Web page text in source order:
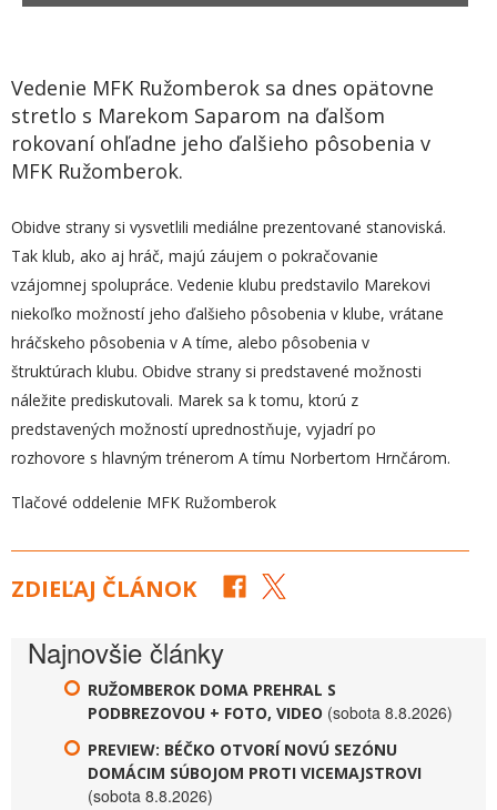
Vedenie MFK Ružomberok sa dnes opätovne
stretlo s Marekom Saparom na ďalšom
rokovaní ohľadne jeho ďalšieho pôsobenia v
MFK Ružomberok.
Obidve strany si vysvetlili mediálne prezentované stanoviská.
Tak klub, ako aj hráč, majú záujem o pokračovanie
vzájomnej spolupráce. Vedenie klubu predstavilo Marekovi
niekoľko možností jeho ďalšieho pôsobenia v klube, vrátane
hráčskeho pôsobenia v A tíme, alebo pôsobenia v
štruktúrach klubu. Obidve strany si predstavené možnosti
náležite prediskutovali. Marek sa k tomu, ktorú z
predstavených možností uprednostňuje, vyjadrí po
rozhovore s hlavným trénerom A tímu Norbertom Hrnčárom.
Tlačové oddelenie MFK Ružomberok
ZDIEĽAJ ČLÁNOK
Najnovšie články
RUŽOMBEROK DOMA PREHRAL S
PODBREZOVOU + FOTO, VIDEO (sobota 8.8.2026)
PREVIEW: BÉČKO OTVORÍ NOVÚ SEZÓNU
DOMÁCIM SÚBOJOM PROTI VICEMAJSTROVI
(sobota 8.8.2026)